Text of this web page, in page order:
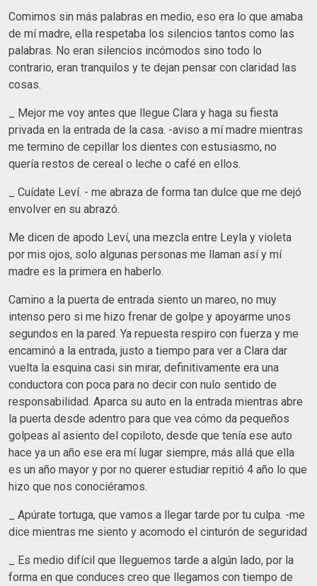
Comimos sin más palabras en medio, eso era lo que amaba
de mí madre, ella respetaba los silencios tantos como las
palabras. No eran silencios incómodos sino todo lo
contrario, eran tranquilos y te dejan pensar con claridad las
cosas.
_ Mejor me voy antes que llegue Clara y haga su fiesta
privada en la entrada de la casa. -aviso a mí madre mientras
me termino de cepillar los dientes con estusiasmo, no
quería restos de cereal o leche o café en ellos.
_ Cuídate Leví. - me abraza de forma tan dulce que me dejó
envolver en su abrazó.
Me dicen de apodo Leví, una mezcla entre Leyla y violeta
por mis ojos, solo algunas personas me llaman así y mí
madre es la primera en haberlo.
Camino a la puerta de entrada siento un mareo, no muy
intenso pero si me hizo frenar de golpe y apoyarme unos
segundos en la pared. Ya repuesta respiro con fuerza y me
encaminó a la entrada, justo a tiempo para ver a Clara dar
vuelta la esquina casi sin mirar, definitivamente era una
conductora con poca para no decir con nulo sentido de
responsabilidad. Aparca su auto en la entrada mientras abre
la puerta desde adentro para que vea cómo da pequeños
golpeas al asiento del copiloto, desde que tenía ese auto
hace ya un año ese era mí lugar siempre, más allá que ella
es un año mayor y por no querer estudiar repitió 4 año lo que
hizo que nos conociéramos.
_ Apúrate tortuga, que vamos a llegar tarde por tu culpa. -me
dice mientras me siento y acomodo el cinturón de seguridad
_ Es medio difícil que lleguemos tarde a algún lado, por la
forma en que conduces creo que llegamos con tiempo de